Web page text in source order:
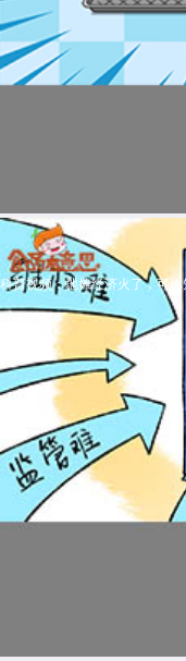
科普视频：地摊经济火了，可